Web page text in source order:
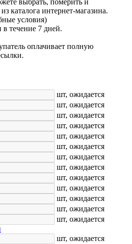
выбрать, померить и
каталога интернет-магазина.
условия)
в течение 7 дней.
оплачивает полную
шт, ожидается
шт, ожидается
шт, ожидается
шт, ожидается
шт, ожидается
шт, ожидается
шт, ожидается
шт, ожидается
шт, ожидается
шт, ожидается
шт, ожидается
шт, ожидается
шт, ожидается
шт, ожидается